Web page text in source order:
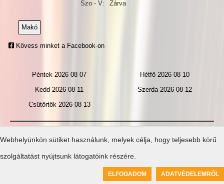
Webhelyünkön sütiket használunk, melyek célja, hogy teljesebb körű
szolgáltatást nyújtsunk látogatóink részére.
ELFOGADOM ADATVÉDELEMRŐL
Szo - V: Zárva
Makó
Kövess minket a Facebook-on
Péntek 2026 08 07
Hétfő 2026 08 10
Kedd 2026 08 11
Szerda 2026 08 12
Csütörtök 2026 08 13
szerződési
feltételek
Céginformáció
ismételt
kérdések
-www.ettermiweboldal.hu -Oldaltérkép